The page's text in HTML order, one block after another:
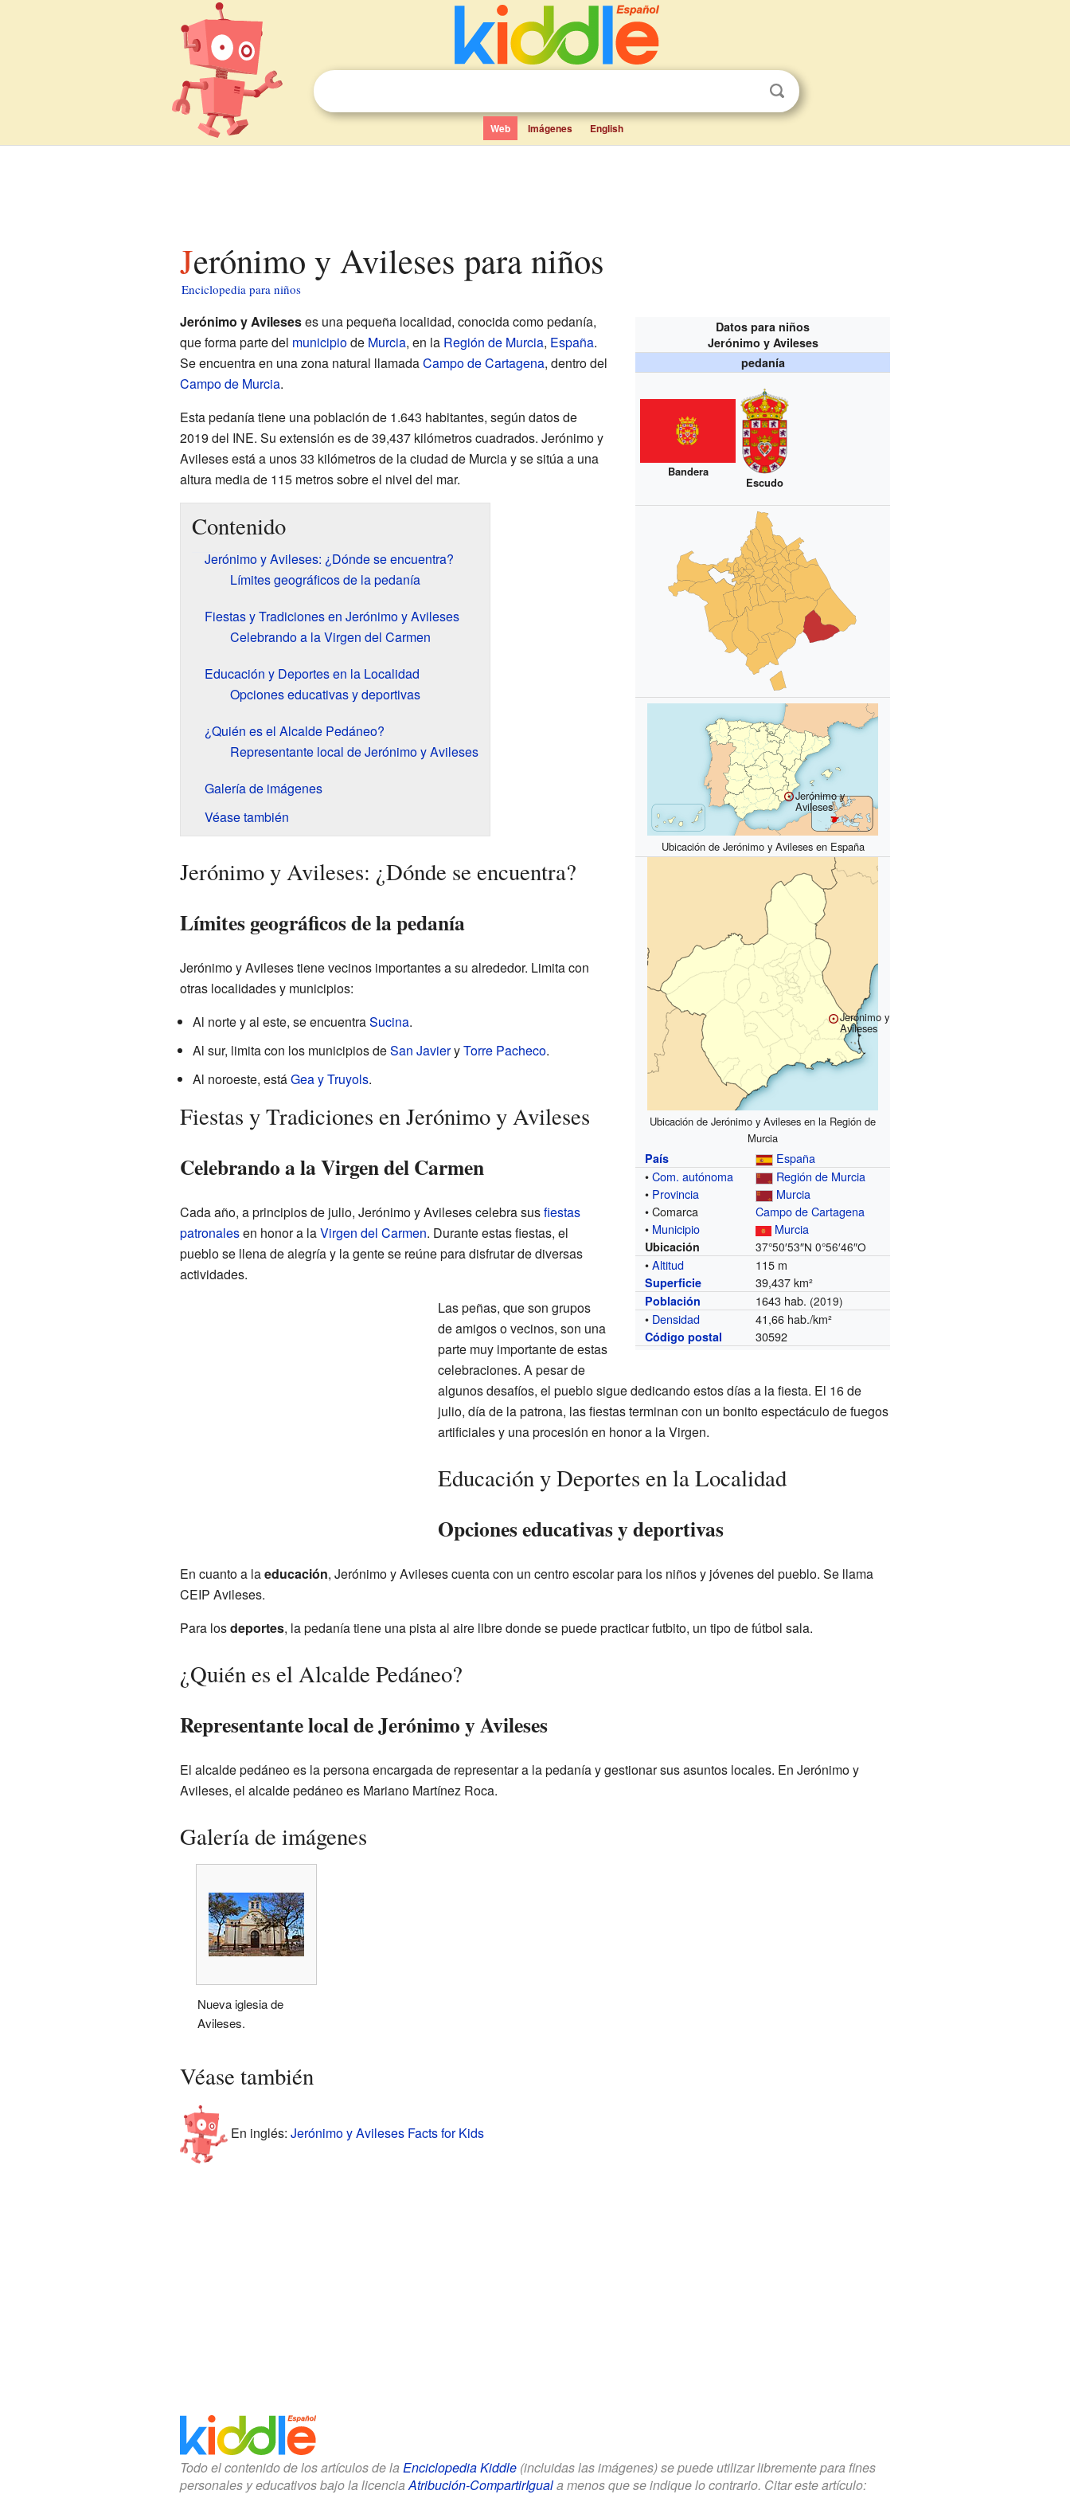
Web Imágenes English
Jerónimo y Avileses para niños
Enciclopedia para niños
Datos para niños
Jerónimo y Avileses
pedanía
Bandera
Escudo
Jerónimo y
Avileses
Ubicación de Jerónimo y Avileses en España
Jerónimo y
Avileses
Ubicación de Jerónimo y Avileses en la Región de
Murcia
País
España
•Com. autónoma
Región de Murcia
• Provincia
Murcia
• Comarca
Campo de Cartagena
• Municipio Murcia
Ubicación 37°50′53″N 0°56′46″O
•Altitud 115 m
Superficie 39,437 km²
Población 1643 hab. (2019)
• Densidad 41,66 hab./km²
Código postal 30592
Jerónimo y Avileseses una pequeña localidad, conocida como pedanía,
que forma parte del municipiode Murcia, en la Región de Murcia, España.
Se encuentra en una zona natural llamadaCampo de Cartagena, dentro del
Campo de Murcia.
Esta pedanía tiene una población de 1.643 habitantes, según datos de
2019 del INE. Su extensión es de 39,437 kilómetros cuadrados. Jerónimo y
Avileses está a unos 33 kilómetros de la ciudad de Murcia y se sitúa a una
altura media de 115 metros sobre el nivel del mar.
Contenido
Jerónimo y Avileses: ¿Dónde se encuentra?
Límites geográficos de la pedanía
Fiestas y Tradiciones en Jerónimo y Avileses
Celebrando a la Virgen del Carmen
Educación y Deportes en la Localidad
Opciones educativas y deportivas
¿Quién es el Alcalde Pedáneo?
Representante local de Jerónimo y Avileses
Galería de imágenes
Véase también
Jerónimo y Avileses: ¿Dónde se encuentra?
Límites geográficos de la pedanía
Jerónimo y Avileses tiene vecinos importantes a su alrededor. Limita con
otras localidades y municipios:
Al norte y al este, se encuentraSucina.
Al sur, limita con los municipios deSan JavieryTorre Pacheco.
Al noroeste, estáGea y Truyols.
Fiestas y Tradiciones en Jerónimo y Avileses
Celebrando a la Virgen del Carmen
Cada año, a principios de julio, Jerónimo y Avileses celebra susfiestas
patronalesen honor a laVirgen del Carmen. Durante estas fiestas, el
pueblo se llena de alegría y la gente se reúne para disfrutar de diversas
actividades.
Las peñas, que son grupos
de amigos o vecinos, son una
parte muy importante de estas
celebraciones. A pesar de
algunos desafíos, el pueblo sigue dedicando estos días a la fiesta. El 16 de
julio, día de la patrona, las fiestas terminan con un bonito espectáculo de fuegos
artificiales y una procesión en honor a la Virgen.
Educación y Deportes en la Localidad
Opciones educativas y deportivas
En cuanto a laeducación, Jerónimo y Avileses cuenta con un centro escolar para los niños y jóvenes del pueblo. Se llama
CEIP Avileses.
Para losdeportes, la pedanía tiene una pista al aire libre donde se puede practicar futbito, un tipo de fútbol sala.
¿Quién es el Alcalde Pedáneo?
Representante local de Jerónimo y Avileses
El alcalde pedáneo es la persona encargada de representar a la pedanía y gestionar sus asuntos locales. En Jerónimo y
Avileses, el alcalde pedáneo es Mariano Martínez Roca.
Galería de imágenes
Nueva iglesia de
Avileses.
Véase también
En inglés: Jerónimo y Avileses Facts for Kids
Todo el contenido de los artículos de la Enciclopedia Kiddle(incluidas las imágenes) se puede utilizar libremente para fines
personales y educativos bajo la licencia Atribución-CompartirIguala menos que se indique lo contrario. Citar este artículo: